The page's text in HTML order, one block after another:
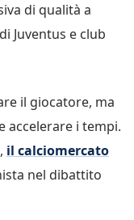
di qualità a
Juventus e club
il giocatore, ma
accelerare i tempi.
il calciomercato
nel dibattito